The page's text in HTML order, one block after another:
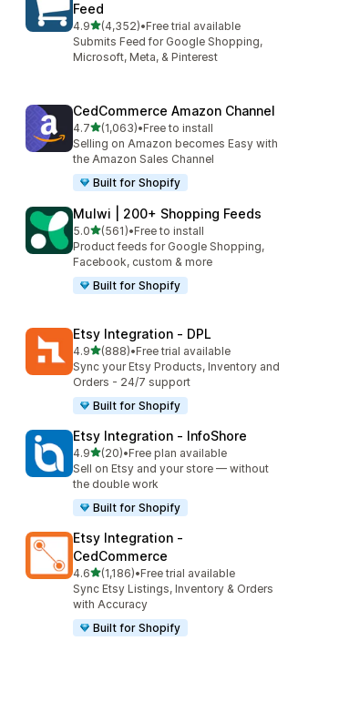
Feed
4.9滿分 5 顆星
(4,352)
共有 4352 則評價
•Free trial available
Submits Feed for Google Shopping,
Microsoft, Meta, & Pinterest
CedCommerce Amazon Channel
4.7滿分 5 顆星
(1,063)
共有 1063 則評價
•Free to install
Selling on Amazon becomes Easy with
the Amazon Sales Channel
Built for Shopify
Mulwi | 200+ Shopping Feeds
5.0滿分 5 顆星
(561)
共有 561 則評價
•Free to install
Product feeds for Google Shopping,
Facebook, custom & more
Built for Shopify
Etsy Integration ‑ DPL
4.9滿分 5 顆星
(888)
共有 888 則評價
•Free trial available
Sync your Etsy Products, Inventory and
Orders - 24/7 support
Built for Shopify
Etsy Integration ‑ InfoShore
4.9滿分 5 顆星
(20)
共有 20 則評價
•Free plan available
Sell on Etsy and your store — without
the double work
Built for Shopify
Etsy Integration ‑
CedCommerce
4.6滿分 5 顆星
(1,186)
共有 1186 則評價
•Free trial available
Sync Etsy Listings, Inventory & Orders
with Accuracy
Built for Shopify